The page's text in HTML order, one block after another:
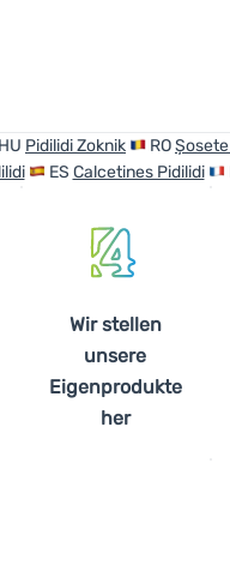
HU Pidilidi Zoknik RO
ES Calcetines Pidilidi
Wir stellen
unsere
Eigenprodukte
her